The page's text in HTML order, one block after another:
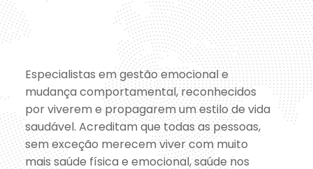
Especialistas em gestão emocional e
mudança comportamental, reconhecidos
por viverem e propagarem um estilo de vida
saudável. Acreditam que todas as pessoas,
sem exceção merecem viver com muito
mais saúde física e emocional, saúde nos